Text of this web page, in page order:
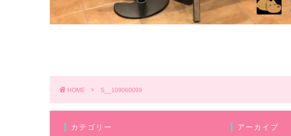
HOME S__109060099
カテゴリー アーカイブ